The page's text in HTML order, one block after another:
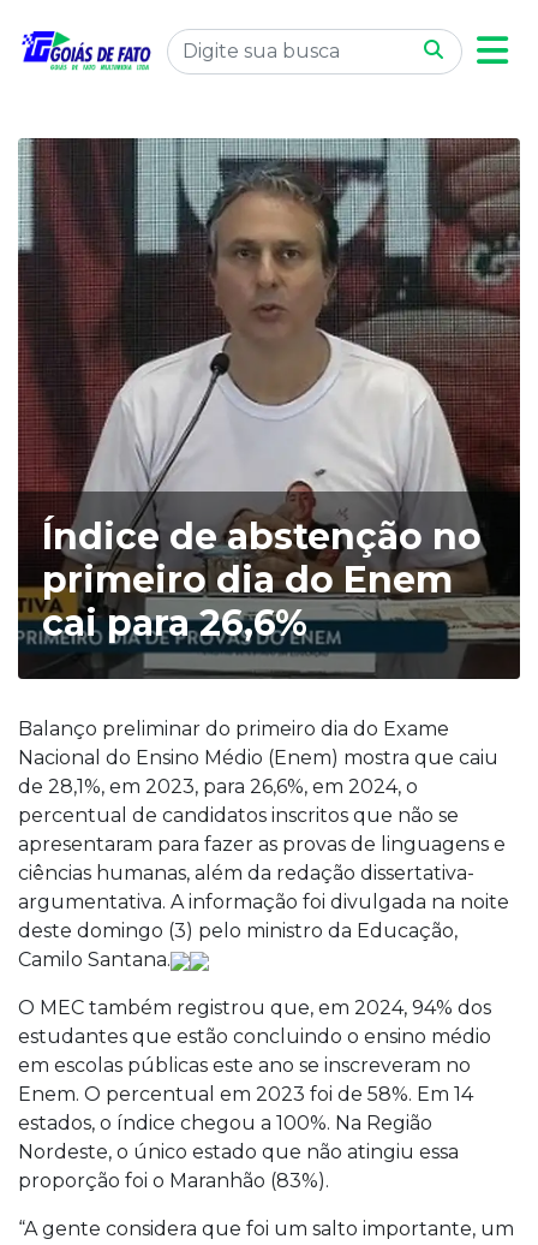
Índice de abstenção no
primeiro dia do Enem
cai para 26,6%
Balanço preliminar do primeiro dia do Exame
Nacional do Ensino Médio (Enem) mostra que caiu
de 28,1%, em 2023, para 26,6%, em 2024, o
percentual de candidatos inscritos que não se
apresentaram para fazer as provas de linguagens e
ciências humanas, além da redação dissertativa-
argumentativa. A informação foi divulgada na noite
deste domingo (3) pelo ministro da Educação,
Camilo Santana.
O MEC também registrou que, em 2024, 94% dos
estudantes que estão concluindo o ensino médio
em escolas públicas este ano se inscreveram no
Enem. O percentual em 2023 foi de 58%. Em 14
estados, o índice chegou a 100%. Na Região
Nordeste, o único estado que não atingiu essa
proporção foi o Maranhão (83%).
“A gente considera que foi um salto importante, um